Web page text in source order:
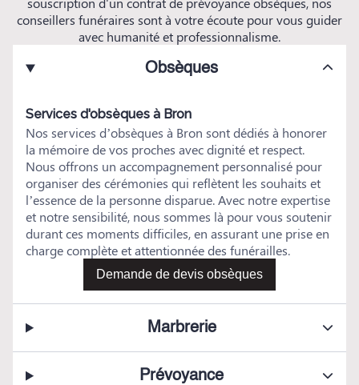
conseillers funéraires sont à votre écoute pour vous guider
avec humanité et professionnalisme.
Obsèques
Services d'obsèques à Bron
Nos services d’obsèques à Bron sont dédiés à honorer
la mémoire de vos proches avec dignité et respect.
Nous offrons un accompagnement personnalisé pour
organiser des cérémonies qui reflètent les souhaits et
l’essence de la personne disparue. Avec notre expertise
et notre sensibilité, nous sommes là pour vous soutenir
durant ces moments difficiles, en assurant une prise en
charge complète et attentionnée des funérailles.
Demande de devis obsèques
Marbrerie
Prévoyance